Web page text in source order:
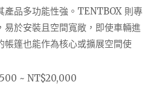
產品多功能性強。TENTBOX 則專
易於安裝且空間寬敞，即使車輛進
帳篷也能作為核心或擴展空間使
~ NT$20,000